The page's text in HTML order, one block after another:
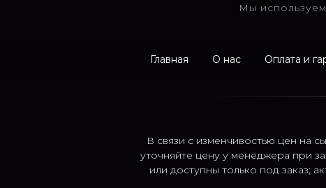
Мы
Главная О нас Оплата и
В связи с изменчивостью цен на
уточняйте цену у менеджера при
или доступны только под заказ;